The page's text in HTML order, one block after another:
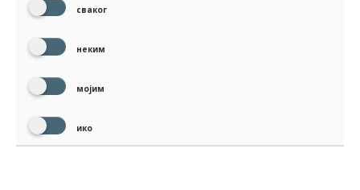
сваког
неким
мојим
ико